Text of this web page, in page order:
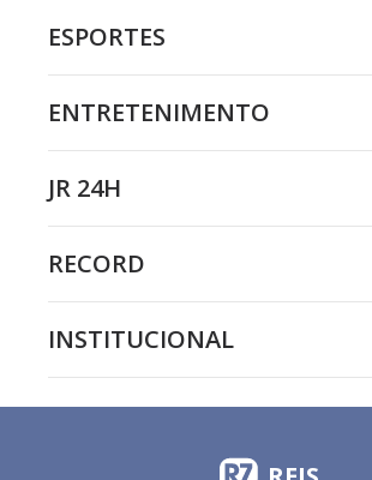
ESPORTES
ENTRETENIMENTO
JR 24H
RECORD
INSTITUCIONAL